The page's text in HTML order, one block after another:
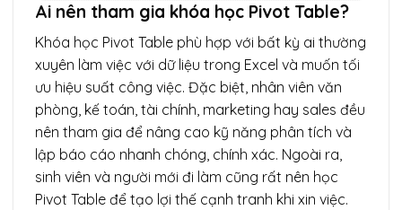
Ai nên tham gia khóa học Pivot Table?
Khóa học Pivot Table phù hợp với bất kỳ ai thường
xuyên làm việc với dữ liệu trong Excel và muốn tối
ưu hiệu suất công việc. Đặc biệt, nhân viên văn
phòng, kế toán, tài chính, marketing hay sales đều
nên tham gia để nâng cao kỹ năng phân tích và
lập báo cáo nhanh chóng, chính xác. Ngoài ra,
sinh viên và người mới đi làm cũng rất nên học
Pivot Table để tạo lợi thế cạnh tranh khi xin việc.